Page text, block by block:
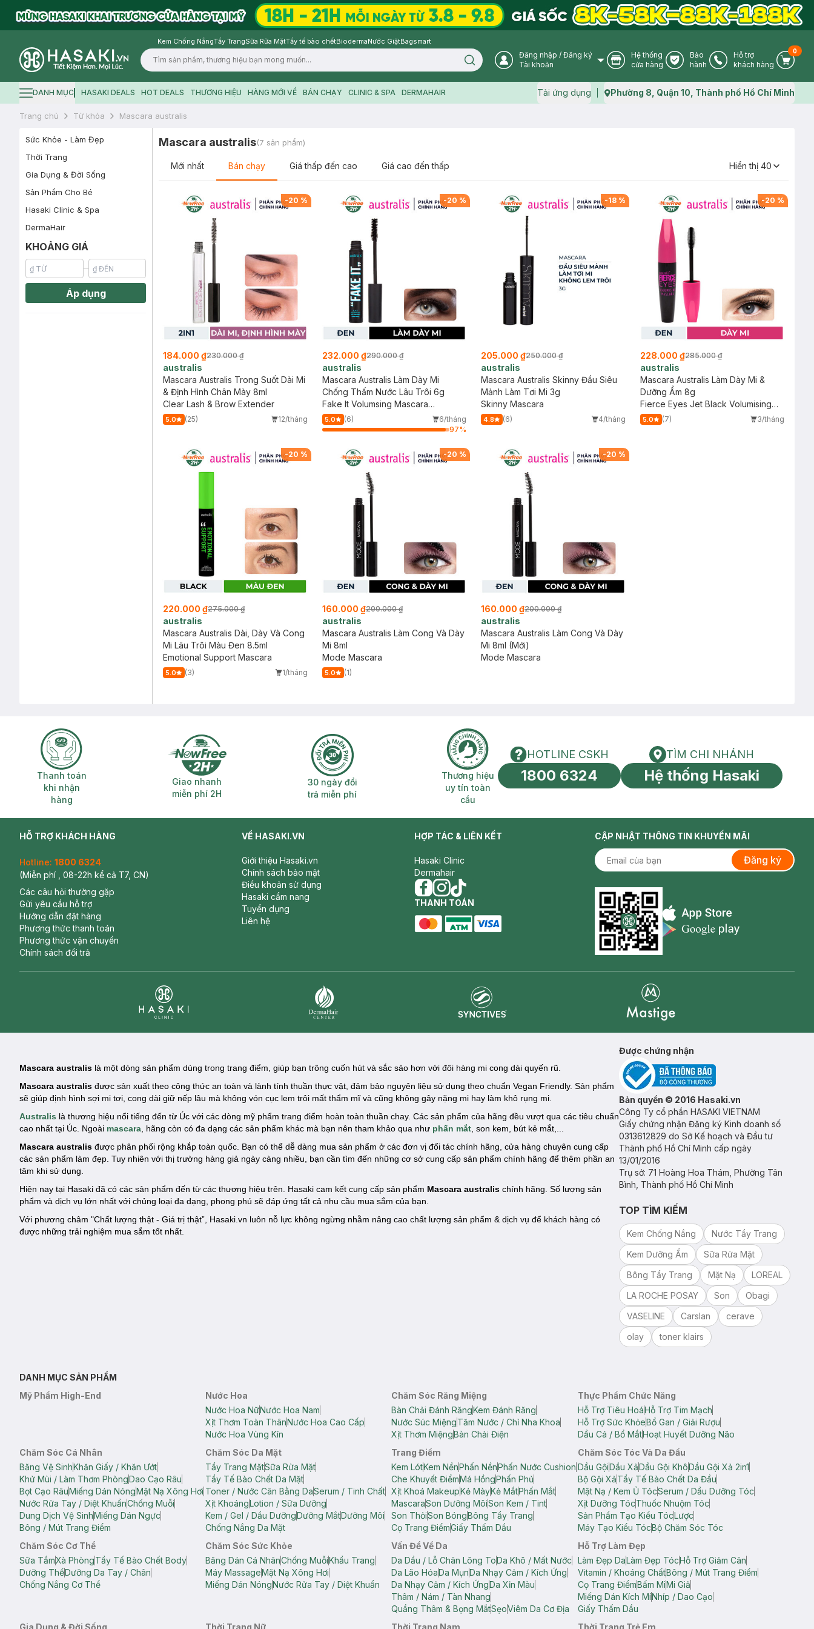
Kem Chống NắngTẩy TrangSữa Rửa MặtTẩy tế bào chếtBiodermaNước GiặtBagsmart
Logo
Search icon User Icon
Đăng nhập / Đăng ký
Tài khoản
Store Icon
Hệ thống
cửa hàng
Warranty Icon
Bảo
hành
Phone Icon
Hỗ trợ
khách hàng
Cart
0
Hamburger icon
DANH MỤC HASAKI DEALS HOT DEALS THƯƠNG HIỆU HÀNG MỚI VỀ BÁN CHẠY CLINIC & SPA DERMAHAIR Tải ứng dụng Map icon
Phường 8, Quận 10, Thành phố Hồ Chí Minh
Trang chủ Từ khóa Mascara australis
Sức Khỏe - Làm Đẹp
Thời Trang
Gia Dụng & Đời Sống
Sản Phẩm Cho Bé
Hasaki Clinic & Spa
DermaHair
KHOẢNG GIÁ
Áp dụng
Mascara australis(7 sản phẩm)
Mới nhất Bán chạy Giá thấp đến cao Giá cao đến thấp Hiển thị 40
-20 %
184.000 ₫230.000 ₫
australis
Mascara Australis Trong Suốt Dài Mi
& Định Hình Chân Mày 8ml
Clear Lash & Brow Extender
5.0 (25) 12/tháng
-20 %
232.000 ₫290.000 ₫
australis
Mascara Australis Làm Dày Mi
Chống Thấm Nước Lâu Trôi 6g
Fake It Volumsing Mascara
Waterproof
5.0 (6)
6/tháng
97%
-18%
205.000 ₫250.000 ₫
australis
Mascara Australis Skinny Đầu Siêu
Mảnh Làm Tơi Mi 3g
Skinny Mascara
4.8 (6) 4/tháng
-20 %
228.000 ₫285.000 ₫
australis
Mascara Australis Làm Dày Mi &
Dưỡng Ẩm 8g
Fierce Eyes Jet Black Volumising
Mascara
5.0 (7) 3/tháng
-20 %
220.000 ₫275.000 ₫
australis
Mascara Australis Dài, Dày Và Cong
Mi Lâu Trôi Màu Đen 8.5ml
Emotional Support Mascara
5.0 (3) 1/tháng
-20 %
160.000 ₫200.000 ₫
australis
Mascara Australis Làm Cong Và Dày
Mi 8ml
Mode Mascara
5.0 (1)
-20 %
160.000 ₫200.000 ₫
australis
Mascara Australis Làm Cong Và Dày
Mi 8ml (Mới)
Mode Mascara
Thanh toán khi nhận hàng
Thanh toán
khi nhận
hàng
Giao nhanh miễn phí 2H
Giao nhanh
miễn phí 2H
30 ngày đổi trả miễn phí
30 ngày đổi
trả miễn phí
Thương hiệu uy tín toàn cầu
Thương hiệu
uy tín toàn
cầu
HOTLINE CSKH
HOTLINE CSKH
1800 6324
Tìm chi nhánh
TÌM CHI NHÁNH
Hệ thống Hasaki
HỖ TRỢ KHÁCH HÀNG
Hotline: 1800 6324
(Miễn phí , 08-22h kể cả T7, CN)
Các câu hỏi thường gặp
Gửi yêu cầu hỗ trợ
Hướng dẫn đặt hàng
Phương thức thanh toán
Phương thức vận chuyển
Chính sách đổi trả
VỀ HASAKI.VN
Giới thiệu Hasaki.vn
Chính sách bảo mật
Điều khoản sử dụng
Hasaki cẩm nang
Tuyển dụng
Liên hệ
HỢP TÁC & LIÊN KẾT
Hasaki Clinic
Dermahair
facebook
instagram
tiktok
THANH TOÁN
CẬP NHẬT THÔNG TIN KHUYẾN MÃI
Đăng ký
Appstore icon
Mascara australis là một dòng sản phẩm dùng trong trang điểm, giúp bạn trông cuốn hút và sắc sảo hơn với đôi hàng mi cong dài quyến rũ.
Mascara australis được sản xuất theo công thức an toàn và lành tính thuần thực vật, đảm bảo nguyên liệu sử dụng theo chuẩn Vegan Friendly. Sản phẩm
sẽ giúp định hình sợi mi tơi, cong dài giữ nếp lâu mà không vón cục lem trôi mất thẩm mĩ và cũng không gây nặng mi hay làm khô rụng mi.
Australis là thương hiệu nổi tiếng đến từ Úc với các dòng mỹ phẩm trang điểm hoàn toàn thuần chay. Các sản phẩm của hãng đều vượt qua các tiêu chuẩn
cao nhất tại Úc. Ngoài mascara , hãng còn có đa dạng các sản phẩm khác mà bạn nên tham khảo qua như phấn mắt , son kem, bút kẻ mắt,...
Mascara australis được phân phối rộng khắp toàn quốc. Bạn có thể dễ dàng mua sản phẩm ở các đơn vị đối tác chính hãng, cửa hàng chuyên cung cấp
các sản phẩm làm đẹp. Tuy nhiên với thị trường hàng giả ngày càng nhiều, bạn cần tìm đến những cơ sở cung cấp sản phẩm chính hãng để thêm phần an
tâm khi sử dụng.
Hiện nay tại Hasaki đã có các sản phẩm đến từ các thương hiệu trên. Hasaki cam kết cung cấp sản phẩm Mascara australis chính hãng. Số lượng sản
phẩm và dịch vụ lớn nhất với chủng loại đa dạng, phong phú sẽ đáp ứng tất cả nhu cầu mua sắm của bạn.
Với phương châm "Chất lượng thật - Giá trị thật”, Hasaki.vn luôn nỗ lực không ngừng nhằm nâng cao chất lượng sản phẩm & dịch vụ để khách hàng có
được những trải nghiệm mua sắm tốt nhất.
Được chứng nhận
Bản quyền © 2016 Hasaki.vn
Công Ty cổ phần HASAKI VIETNAM
Giấy chứng nhận Đăng ký Kinh doanh số
0313612829 do Sở Kế hoạch và Đầu tư
Thành phố Hồ Chí Minh cấp ngày
13/01/2016
Trụ sở: 71 Hoàng Hoa Thám, Phường Tân
Bình, Thành phố Hồ Chí Minh
TOP TÌM KIẾM
Kem Chống Nắng
Nước Tẩy Trang
Kem Dưỡng Ẩm
Sữa Rửa Mặt
Bông Tẩy Trang
Mặt Nạ
LOREAL
LA ROCHE POSAY
Son
Obagi
VASELINE
Carslan
cerave
olay
toner klairs
DANH MỤC SẢN PHẨM
Mỹ Phẩm High-End
Nước Hoa
Nước Hoa NữNước Hoa Nam
Xịt Thơm Toàn ThânNước Hoa Cao Cấp
Nước Hoa Vùng Kín
Chăm Sóc Răng Miệng
Bàn Chải Đánh RăngKem Đánh Răng
Nước Súc MiệngTăm Nước / Chỉ Nha Khoa
Xịt Thơm MiệngBàn Chải Điện
Thực Phẩm Chức Năng
Hỗ Trợ Tiêu HoáHỗ Trợ Tim Mạch
Hỗ Trợ Sức KhỏeBổ Gan / Giải Rượu
Dầu Cá / Bổ MắtHoạt Huyết Dưỡng Não
Chăm Sóc Cá Nhân
Băng Vệ SinhKhăn Giấy / Khăn Ướt
Khử Mùi / Làm Thơm PhòngDao Cạo Râu
Bọt Cạo RâuMiếng Dán NóngMặt Nạ Xông Hơi
Nước Rửa Tay / Diệt KhuẩnChống Muỗi
Dung Dịch Vệ SinhMiếng Dán Ngực
Bông / Mút Trang Điểm
Chăm Sóc Da Mặt
Tẩy Trang MặtSữa Rửa Mặt
Tẩy Tế Bào Chết Da Mặt
Toner / Nước Cân Bằng DaSerum / Tinh Chất
Xịt KhoángLotion / Sữa Dưỡng
Kem / Gel / Dầu DưỡngDưỡng MắtDưỡng Môi
Chống Nắng Da Mặt
Trang Điểm
Kem LótKem NềnPhấn NềnPhấn Nước Cushion
Che Khuyết ĐiểmMá HồngPhấn Phủ
Xịt Khoá MakeupKẻ MàyKẻ MắtPhấn Mắt
MascaraSon Dưỡng MôiSon Kem / Tint
Son ThỏiSon BóngBông Tẩy Trang
Cọ Trang ĐiểmGiấy Thấm Dầu
Chăm Sóc Tóc Và Da Đầu
Dầu GộiDầu XảDầu Gội KhôDầu Gội Xả 2in1
Bộ Gội XảTẩy Tế Bào Chết Da Đầu
Mặt Nạ / Kem Ủ TócSerum / Dầu Dưỡng Tóc
Xịt Dưỡng TócThuốc Nhuộm Tóc
Sản Phẩm Tạo Kiểu TócLược
Máy Tạo Kiểu TócBộ Chăm Sóc Tóc
Chăm Sóc Cơ Thể
Sữa TắmXà PhòngTẩy Tế Bào Chết Body
Dưỡng ThểDưỡng Da Tay / Chân
Chống Nắng Cơ Thể
Chăm Sóc Sức Khỏe
Băng Dán Cá NhânChống MuỗiKhẩu Trang
Máy MassageMặt Nạ Xông Hơi
Miếng Dán NóngNước Rửa Tay / Diệt Khuẩn
Vấn Đề Về Da
Da Dầu / Lỗ Chân Lông ToDa Khô / Mất Nước
Da Lão HóaDa MụnDa Nhạy Cảm / Kích Ứng
Da Nhạy Cảm / Kích ỨngDa Xỉn Màu
Thâm / Nám / Tàn Nhang
Quầng Thâm & Bọng MắtSẹoViêm Da Cơ Địa
Hỗ Trợ Làm Đẹp
Làm Đẹp DaLàm Đẹp TócHỗ Trợ Giảm Cân
Vitamin / Khoáng ChấtBông / Mút Trang Điểm
Cọ Trang ĐiểmBấm MiMi Giả
Miếng Dán Kích MíNhíp / Dao Cạo
Giấy Thấm Dầu
Gia Dụng & Đời Sống
Thời Trang Nữ Thời Trang Nam Thời Trang Trẻ Em